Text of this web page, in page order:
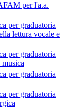
per l'a.a.
per graduatoria
lettura vocale e
per graduatoria
per graduatoria
per graduatoria